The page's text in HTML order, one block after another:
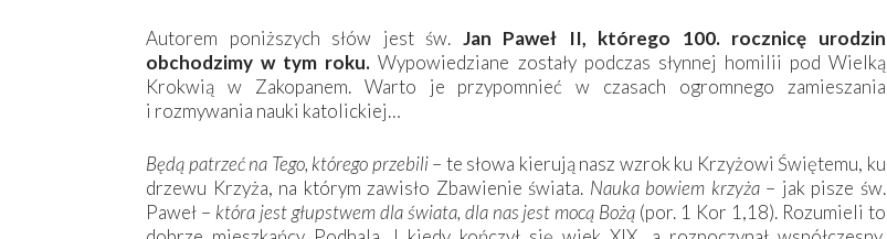
Autorem poniższych słów jest św. Jan Paweł II, którego 100. rocznicę urodzin
obchodzimy w tym roku. Wypowiedziane zostały podczas słynnej homilii pod Wielką
Krokwią w Zakopanem. Warto je przypomnieć w czasach ogromnego zamieszania
i rozmywania nauki katolickiej…
Będąpatrzećna Tego, którego przebili– te słowa kierują nasz wzrok ku Krzyżowi Świętemu, ku
drzewu Krzyża, na którym zawisło Zbawienie świata. Nauka bowiem krzyża– jak pisze św.
Paweł – która jest głupstwem dlaświata, dla nas jest mocą Bożą (por. 1 Kor 1,18). Rozumieli to